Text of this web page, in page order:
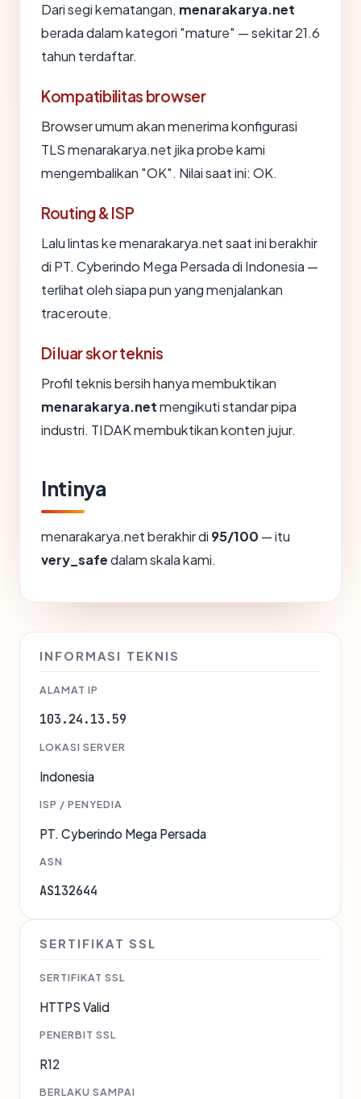
Dari segi kematangan, menarakarya.net
berada dalam kategori "mature" — sekitar 21.6
tahun terdaftar.
Kompatibilitas browser
Browser umum akan menerima konfigurasi
TLS menarakarya.net jika probe kami
mengembalikan "OK". Nilai saat ini: OK.
Routing & ISP
Lalu lintas ke menarakarya.net saat ini berakhir
di PT. Cyberindo Mega Persada di Indonesia —
terlihat oleh siapa pun yang menjalankan
traceroute.
Di luar skor teknis
Profil teknis bersih hanya membuktikan
menarakarya.netmengikuti standar pipa
industri. TIDAK membuktikan konten jujur.
Intinya
menarakarya.net berakhir di 95/100 — itu
very_safedalam skala kami.
INFORMASI TEKNIS
ALAMAT IP
103.24.13.59
LOKASI SERVER
Indonesia
ISP / PENYEDIA
PT. Cyberindo Mega Persada
ASN
AS132644
SERTIFIKAT SSL
SERTIFIKAT SSL
HTTPS Valid
PENERBIT SSL
R12
BERLAKU SAMPAI